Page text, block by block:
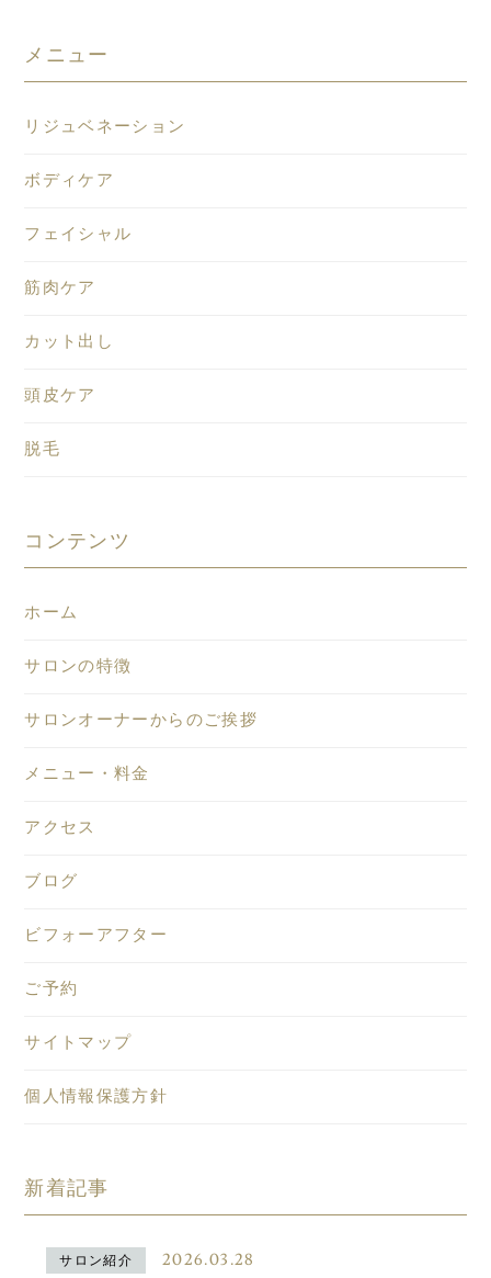
メニュー
リジュベネーション
ボディケア
フェイシャル
筋肉ケア
カット出し
頭皮ケア
脱毛
コンテンツ
ホーム
サロンの特徴
サロンオーナーからのご挨拶
メニュー・料金
アクセス
ブログ
ビフォーアフター
ご予約
サイトマップ
個人情報保護方針
新着記事
サロン紹介 2026.03.28